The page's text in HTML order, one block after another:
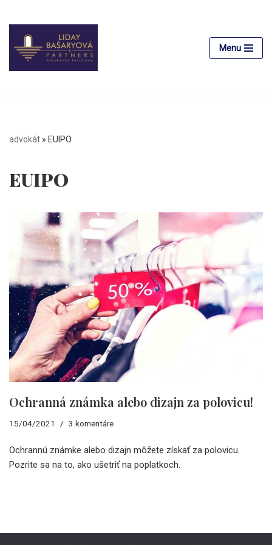
Preskočiť
na
obsah
Menu
advokát » EUIPO
EUIPO
Ochranná známka alebo dizajn za polovicu!
15/04/2021 3 komentáre
Ochrannú známke alebo dizajn môžete získať za polovicu.
Pozrite sa na to, ako ušetriť na poplatkoch.